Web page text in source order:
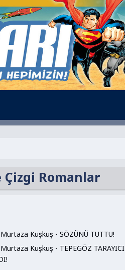
Çizgi Romanlar
Murtaza Kuşkuş - SÖZÜNÜ TUTTU!
Murtaza Kuşkuş - TEPEGÖZ TARAYICI